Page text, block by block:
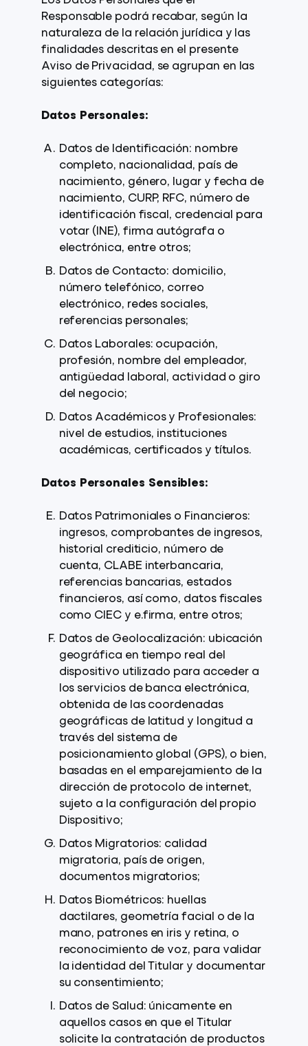
Responsable podrá recabar, según la
naturaleza de la relación jurídica y las
finalidades descritas en el presente
Aviso de Privacidad, se agrupan en las
siguientes categorías:
Datos Personales:
Datos de Identificación: nombre
completo, nacionalidad, país de
nacimiento, género, lugar y fecha de
nacimiento, CURP, RFC, número de
identificación fiscal, credencial para
votar (INE), firma autógrafa o
electrónica, entre otros;
Datos de Contacto: domicilio,
número telefónico, correo
electrónico, redes sociales,
referencias personales;
Datos Laborales: ocupación,
profesión, nombre del empleador,
antigüedad laboral, actividad o giro
del negocio;
Datos Académicos y Profesionales:
nivel de estudios, instituciones
académicas, certificados y títulos.
Datos Personales Sensibles:
Datos Patrimoniales o Financieros:
ingresos, comprobantes de ingresos,
historial crediticio, número de
cuenta, CLABE interbancaria,
referencias bancarias, estados
financieros, así como, datos fiscales
como CIEC y e.firma, entre otros;
Datos de Geolocalización: ubicación
geográfica en tiempo real del
dispositivo utilizado para acceder a
los servicios de banca electrónica,
obtenida de las coordenadas
geográficas de latitud y longitud a
través del sistema de
posicionamiento global (GPS), o bien,
basadas en el emparejamiento de la
dirección de protocolo de internet,
sujeto a la configuración del propio
Dispositivo;
Datos Migratorios: calidad
migratoria, país de origen,
documentos migratorios;
Datos Biométricos: huellas
dactilares, geometría facial o de la
mano, patrones en iris y retina, o
reconocimiento de voz, para validar
la identidad del Titular y documentar
su consentimiento;
Datos de Salud: únicamente en
aquellos casos en que el Titular
solicite la contratación de productos